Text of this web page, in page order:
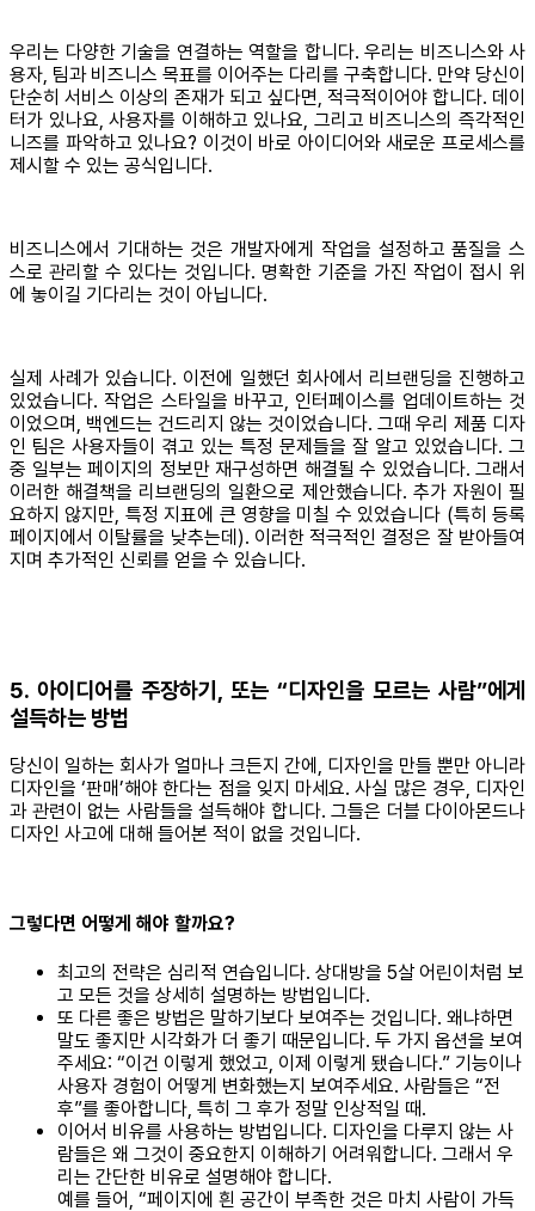
우리는 다양한 기술을 연결하는 역할을 합니다. 우리는 비즈니스와 사
용자, 팀과 비즈니스 목표를 이어주는 다리를 구축합니다. 만약 당신이
단순히 서비스 이상의 존재가 되고 싶다면, 적극적이어야 합니다. 데이
터가 있나요, 사용자를 이해하고 있나요, 그리고 비즈니스의 즉각적인
니즈를 파악하고 있나요? 이것이 바로 아이디어와 새로운 프로세스를
제시할 수 있는 공식입니다.
비즈니스에서 기대하는 것은 개발자에게 작업을 설정하고 품질을 스
스로 관리할 수 있다는 것입니다. 명확한 기준을 가진 작업이 접시 위
에 놓이길 기다리는 것이 아닙니다.
실제 사례가 있습니다. 이전에 일했던 회사에서 리브랜딩을 진행하고
있었습니다. 작업은 스타일을 바꾸고, 인터페이스를 업데이트하는 것
이었으며, 백엔드는 건드리지 않는 것이었습니다. 그때 우리 제품 디자
인 팀은 사용자들이 겪고 있는 특정 문제들을 잘 알고 있었습니다. 그
중 일부는 페이지의 정보만 재구성하면 해결될 수 있었습니다. 그래서
이러한 해결책을 리브랜딩의 일환으로 제안했습니다. 추가 자원이 필
요하지 않지만, 특정 지표에 큰 영향을 미칠 수 있었습니다 (특히 등록
페이지에서 이탈률을 낮추는데). 이러한 적극적인 결정은 잘 받아들여
지며 추가적인 신뢰를 얻을 수 있습니다.
5. 아이디어를 주장하기, 또는 “디자인을 모르는 사람”에게
설득하는 방법
당신이 일하는 회사가 얼마나 크든지 간에, 디자인을 만들 뿐만 아니라
디자인을 ‘판매’해야 한다는 점을 잊지 마세요. 사실 많은 경우, 디자인
과 관련이 없는 사람들을 설득해야 합니다. 그들은 더블 다이아몬드나
디자인 사고에 대해 들어본 적이 없을 것입니다.
그렇다면 어떻게 해야 할까요?
최고의 전략은 심리적 연습입니다. 상대방을 5살 어린이처럼 보
고 모든 것을 상세히 설명하는 방법입니다.
또 다른 좋은 방법은 말하기보다 보여주는 것입니다. 왜냐하면
말도 좋지만 시각화가 더 좋기 때문입니다. 두 가지 옵션을 보여
주세요: “이건 이렇게 했었고, 이제 이렇게 됐습니다.” 기능이나
사용자 경험이 어떻게 변화했는지 보여주세요. 사람들은 “전
후”를 좋아합니다, 특히 그 후가 정말 인상적일 때.
이어서 비유를 사용하는 방법입니다. 디자인을 다루지 않는 사
람들은 왜 그것이 중요한지 이해하기 어려워합니다. 그래서 우
리는 간단한 비유로 설명해야 합니다.
예를 들어, “페이지에 흰 공간이 부족한 것은 마치 사람이 가득